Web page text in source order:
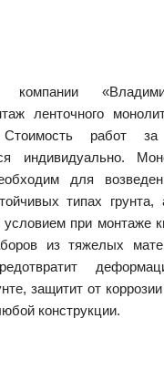
компании
ленточного
работ за
индивидуально.
для
типах грунта,
при монтаже
из тяжелых
защитит от
конструкции.